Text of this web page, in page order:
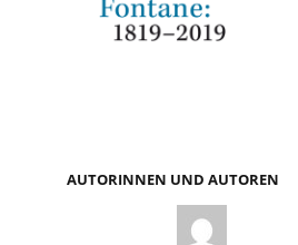
AUTORINNEN UND AUTOREN